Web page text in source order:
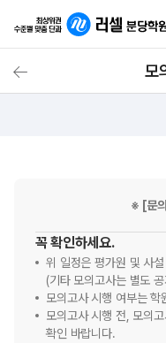
모
모의고사 시행
※ [문
꼭 확인하세요.
위 일정은 평가원 및 사
(기타 모의고사는 별도 공
모의고사 시행 여부는
모의고사 시행 전, 모의
확인 바랍니다.